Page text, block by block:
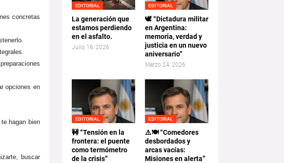
concretas
opciones en
hagan bien
buscar
EDITORIAL
La generación que
estamos perdiendo
en el asfalto.
Julio 16, 2026
EDITORIAL
🕊️ “Dictadura militar
en Argentina:
memoria, verdad y
justicia en un nuevo
aniversario”
Marzo 24, 2026
EDITORIAL
🚧 “Tensión en la
frontera: el puente
como termómetro
de la crisis”
EDITORIAL
⚠️🍽️ “Comedores
desbordados y
arcas vacías:
Misiones en alerta”